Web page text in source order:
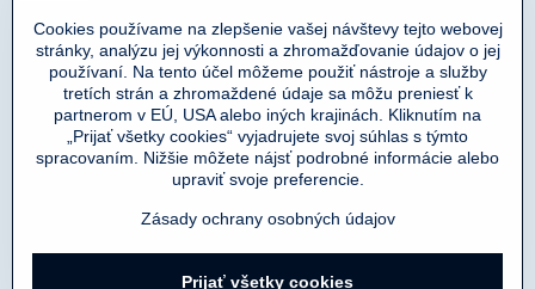
Copyright © 2011-2025
DENIMAR TAILORING s.r.o.
prevádzkovateľ eshopu SmartMen.sk
©2026Copyright
Cookies používame na zlepšenie vašej návštevy tejto webovej
stránky, analýzu jej výkonnosti a zhromažďovanie údajov o jej
používaní. Na tento účel môžeme použiť nástroje a služby
tretích strán a zhromaždené údaje sa môžu preniesť k
partnerom v EÚ, USA alebo iných krajinách. Kliknutím na
„Prijať všetky cookies“ vyjadrujete svoj súhlas s týmto
spracovaním. Nižšie môžete nájsť podrobné informácie alebo
upraviť svoje preferencie.
Zásady ochrany osobných údajov
Prijať všetky cookies